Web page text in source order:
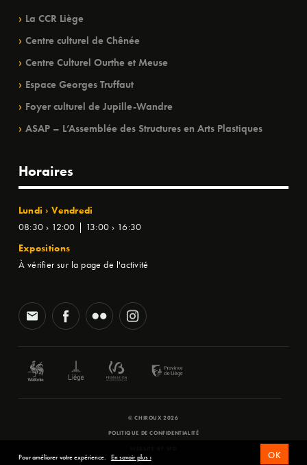
La CCR Liège
Centre culturel de Chênée
Centre Culturel Ourthe et Meuse
Espace Georges Truffaut
Foyer culturel de Jupille-Wandre
ASAP – L’Assemblée des Structures en Arts Plastiques
Horaires
Lundi › Vendredi
08:30 › 12:00 | 13:00 › 16:30
Expositions
À vérifier sur la page de l'activité
© CHIROUX 2026
POLITIQUE DE CONFIDENTIALITÉ
Pour améliorer votre expérience. En savoir plus › OK